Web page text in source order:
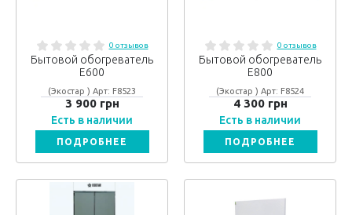
0 отзывов
Бытовой обогреватель
Е600
(Экостар ) Арт: F8523
3 900 грн
Есть в наличии
ПОДРОБНЕЕ
0 отзывов
Бытовой обогреватель
Е800
(Экостар ) Арт: F8524
4 300 грн
Есть в наличии
ПОДРОБНЕЕ